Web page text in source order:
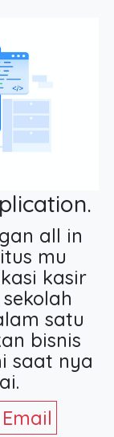
all in
mu
kasir
satu
bisnis
saat nya
Email